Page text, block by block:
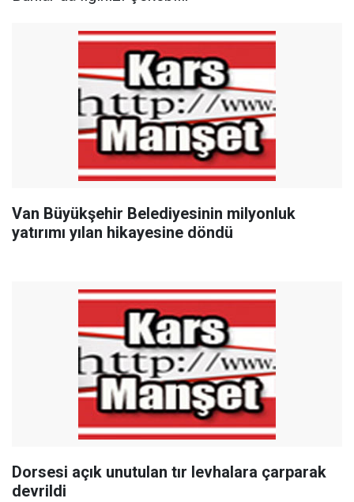
Van Büyükşehir Belediyesinin milyonluk
yatırımı yılan hikayesine döndü
Dorsesi açık unutulan tır levhalara çarparak
devrildi